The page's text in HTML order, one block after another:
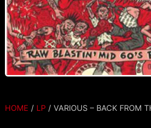
HOME / LP / VARIOUS – BACK FROM